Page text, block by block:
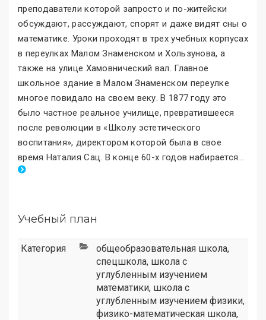
преподаватели которой запросто и по-житейски
обсуждают, рассуждают, спорят и даже видят сны о
математике. Уроки проходят в трех учебных корпусах
в переулках Малом Знаменском и Хользунова, а
также на улице Хамовнический вал. Главное
школьное здание в Малом Знаменском переулке
многое повидало на своем веку. В 1877 году это
было частное реальное училище, превратившееся
после революции в «Школу эстетического
воспитания», директором которой была в свое
время Наталия Сац. В конце 60-х годов набирается...
Учебный план
Категория общеобразовательная школа,
спецшкола, школа с
углубленным изучением
математики, школа с
углубленным изучением физики,
физико-математическая школа,